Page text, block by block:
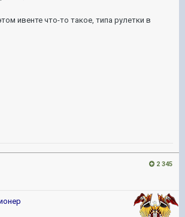
ивенте что-то такое, типа рулетки в
2 345